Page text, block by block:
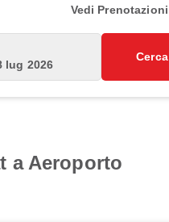
Vedi Prenotazioni
lug 2026
Cerca
a Aeroporto